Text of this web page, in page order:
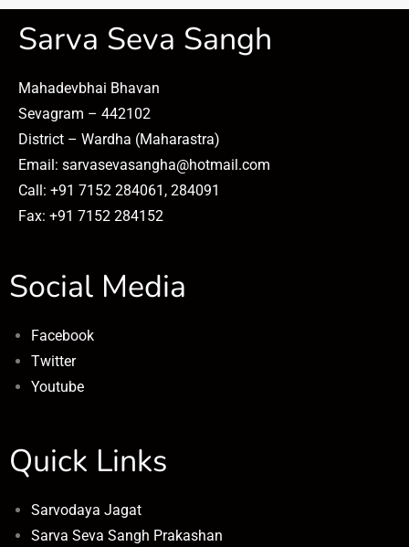
Sarva Seva Sangh
Mahadevbhai Bhavan
Sevagram – 442102
District – Wardha (Maharastra)
Email: sarvasevasangha@hotmail.com
Call: +91 7152 284061, 284091
Fax: +91 7152 284152
Social Media
Facebook
Twitter
Youtube
Quick Links
Sarvodaya Jagat
Sarva Seva Sangh Prakashan